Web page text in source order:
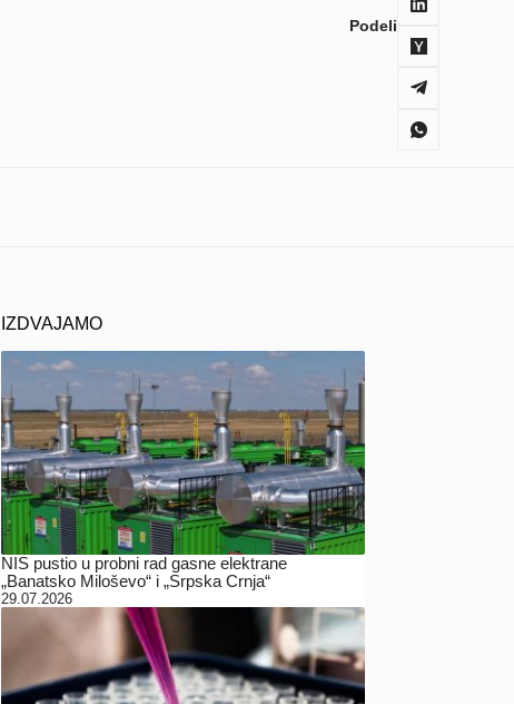
Podeli
IZDVAJAMO
NIS pustio u probni rad gasne elektrane
„Banatsko Miloševo“ i „Srpska Crnja“
29.07.2026